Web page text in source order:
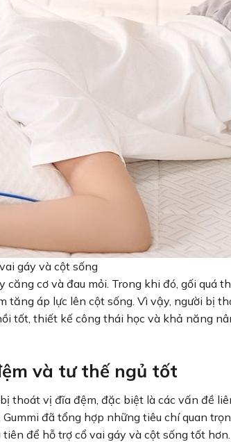
gáy và cột sống
căng cơ và đau mỏi. Trong khi đó, gối quá
tăng áp lực lên cột sống. Vì vậy, người bị
tốt, thiết kế công thái học và khả năng
và tư thế ngủ tốt
thoát vị đĩa đệm, đặc biệt là các vấn đề
đã tổng hợp những tiêu chí quan
để hỗ trợ cổ vai gáy và cột sống tốt hơn.